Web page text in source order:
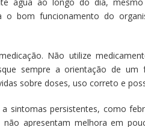
o bom funcionamento do
Não utilize
sempre a orientação de um
sobre doses, uso correto e
sintomas persistentes, como
não apresentam melhora em